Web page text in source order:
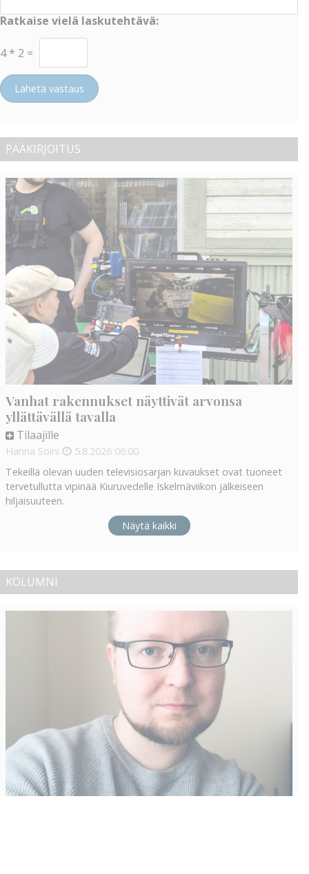
Ratkaise vielä laskutehtävä:
4 * 2 =
Lähetä vastaus
PÄÄKIRJOITUS
Vanhat rakennukset näyttivät arvonsa
yllättävällä tavalla
Tilaajille
Hanna Soini 5.8.2026 06:00
Tekeillä olevan uuden televisiosarjan kuvaukset ovat tuoneet
tervetullutta vipinää Kiuruvedelle Iskelmäviikon jälkeiseen
hiljaisuuteen.
Näytä kaikki
KOLUMNI